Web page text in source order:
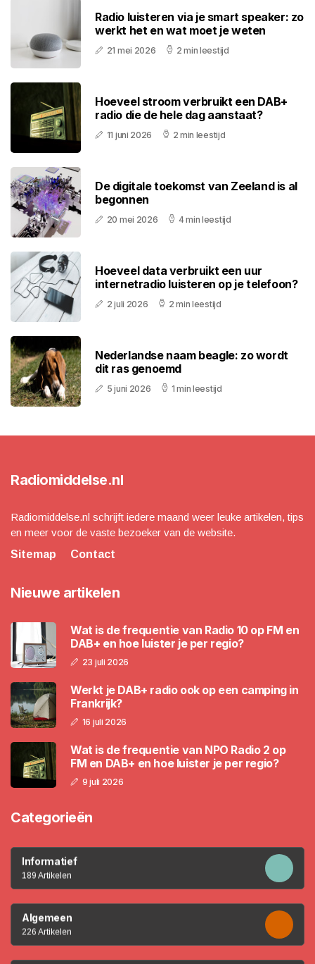
Radio luisteren via je smart speaker: zo
werkt het en wat moet je weten
21 mei 2026 2 min leestijd
Hoeveel stroom verbruikt een DAB+
radio die de hele dag aanstaat?
11 juni 2026 2 min leestijd
De digitale toekomst van Zeeland is al
begonnen
20 mei 2026 4 min leestijd
Hoeveel data verbruikt een uur
internetradio luisteren op je telefoon?
2 juli 2026 2 min leestijd
Nederlandse naam beagle: zo wordt
dit ras genoemd
5 juni 2026 1 min leestijd
Radiomiddelse.nl
Radiomiddelse.nl schrijft iedere maand weer leuke artikelen, tips
en meer voor de vaste bezoeker van de website.
Sitemap
Contact
Nieuwe artikelen
Wat is de frequentie van Radio 10 op FM en
DAB+ en hoe luister je per regio?
23 juli 2026
Werkt je DAB+ radio ook op een camping in
Frankrijk?
16 juli 2026
Wat is de frequentie van NPO Radio 2 op
FM en DAB+ en hoe luister je per regio?
9 juli 2026
Categorieën
Informatief
189 Artikelen
Algemeen
226 Artikelen